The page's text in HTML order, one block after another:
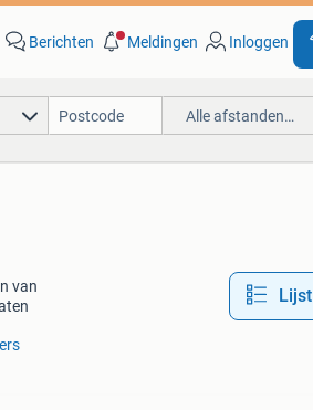
Berichten Meldingen Inloggen
Alle afstanden…
van
Lijst